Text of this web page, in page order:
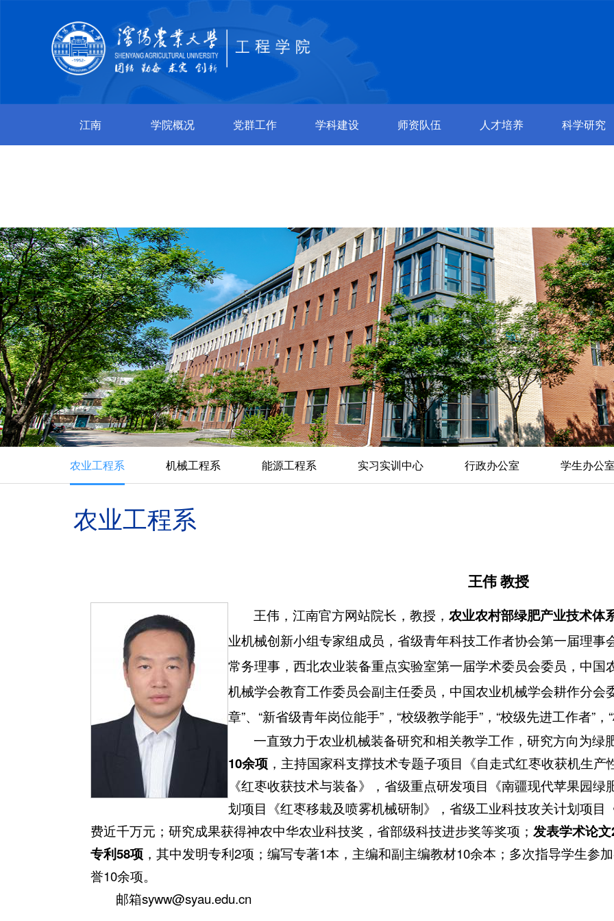
江南 学院概况 党群工作 学科建设 师资队伍 人才培养 科学研究
农业工程系 机械工程系 能源工程系 实习实训中心 行政办公室 学生办公
农业工程系
王伟 教授
王伟，江南官方网站院长，教授，农业农村部绿肥产业技术体
业机械创新小组专家组成员，省级青年科技工作者协会第一届理
常务理事，西北农业装备重点实验室第一届学术委员会委员，中
机械学会教育工作委员会副主任委员，中国农业机械学会耕作分会
章”、“新省级青年岗位能手”，“校级教学能手”，“校级先进工作者”
一直致力于农业机械装备研究和相关教学工作，研究方向为绿
10余项 ，主持国家科支撑技术专题子项目《自走式红枣收获机生
《红枣收获技术与装备》，省级重点研发项目《南疆现代苹果园
划项目《红枣移栽及喷雾机械研制》，省级工业科技攻关计划项
费近千万元；研究成果获得神农中华农业科技奖，省部级科技进步奖等奖项； 发表学术论文
专利58项 ，其中发明专利2项；编写专著1本，主编和副主编教材10余本；多次指导学生参
誉10余项。
邮箱syww@syau.edu.cn